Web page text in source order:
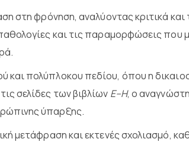
στη φρόνηση, αναλύοντας κριτικά
και τις παραμορφώσεις
πολύπλοκου πεδίου, όπου η
σελίδες των βιβλίων Ε–Η, ο
ύπαρξης.
μετάφραση και εκτενές σχολιασμό,